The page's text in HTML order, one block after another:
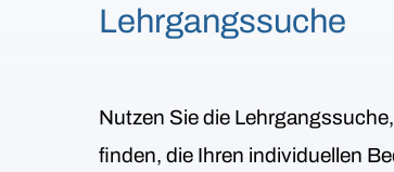
Lehrgangssuche
Nutzen Sie die
finden, die Ihren individuellen